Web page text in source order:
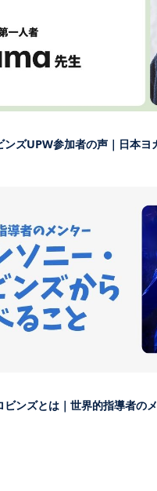
ンズUPW参加者の声｜日本
ビンズとは｜世界的指導者の